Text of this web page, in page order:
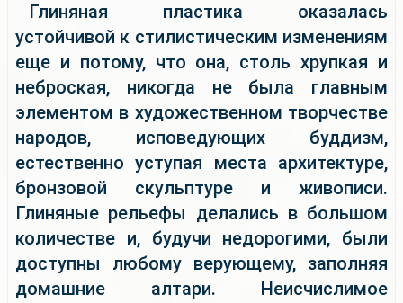
Глиняная пластика оказалась
устойчивой к стилистическим изменениям
еще и потому, что она, столь хрупкая и
неброская, никогда не была главным
элементом в художественном творчестве
народов, исповедующих буддизм,
естественно уступая места архитектуре,
бронзовой скульптуре и живописи.
Глиняные рельефы делались в большом
количестве и, будучи недорогими, были
доступны любому верующему, заполняя
домашние алтари. Неисчислимое